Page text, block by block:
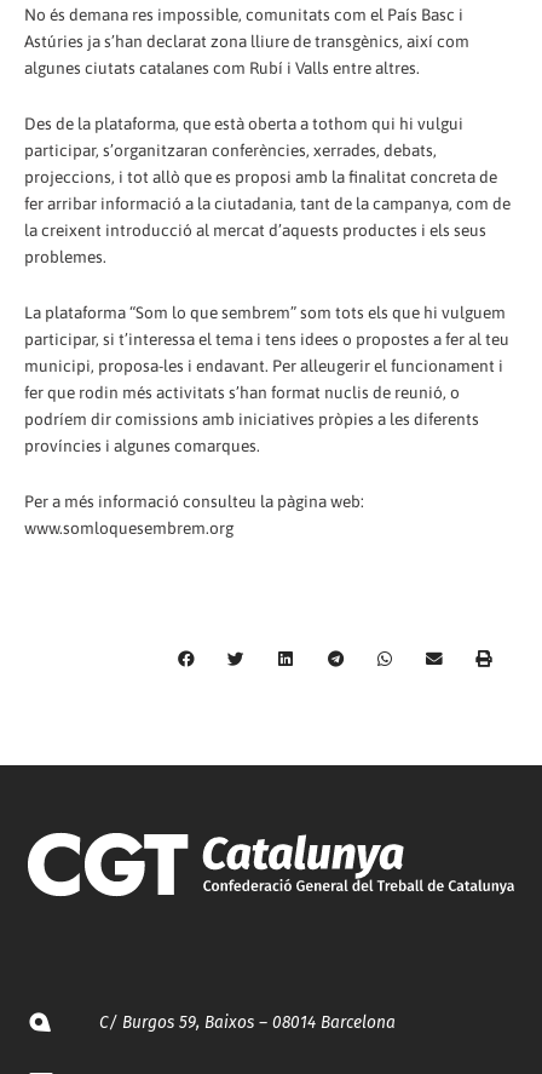
No és demana res impossible, comunitats com el País Basc i
Astúries ja s’han declarat zona lliure de transgènics, així com
algunes ciutats catalanes com Rubí i Valls entre altres.
Des de la plataforma, que està oberta a tothom qui hi vulgui
participar, s’organitzaran conferències, xerrades, debats,
projeccions, i tot allò que es proposi amb la finalitat concreta de
fer arribar informació a la ciutadania, tant de la campanya, com de
la creixent introducció al mercat d’aquests productes i els seus
problemes.
La plataforma “Som lo que sembrem” som tots els que hi vulguem
participar, si t’interessa el tema i tens idees o propostes a fer al teu
municipi, proposa-les i endavant. Per alleugerir el funcionament i
fer que rodin més activitats s’han format nuclis de reunió, o
podríem dir comissions amb iniciatives pròpies a les diferents
províncies i algunes comarques.
Per a més informació consulteu la pàgina web:
www.somloquesembrem.org
C/ Burgos 59, Baixos – 08014 Barcelona